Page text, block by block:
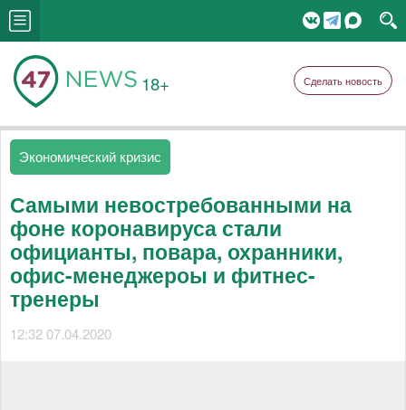
18+ Сделать новость
Экономический кризис
Самыми невостребованными на
фоне коронавируса стали
официанты, повара, охранники,
офис-менеджероы и фитнес-
тренеры
12:32 07.04.2020